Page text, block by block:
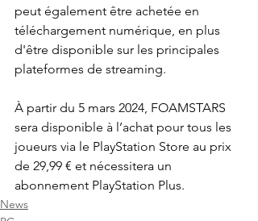
peut également être achetée en
téléchargement numérique, en plus
d'être disponible sur les principales
plateformes de streaming.
À partir du 5 mars 2024, FOAMSTARS
sera disponible à l’achat pour tous les
joueurs via le PlayStation Store au prix
de 29,99 € et nécessitera un
abonnement PlayStation Plus.
News